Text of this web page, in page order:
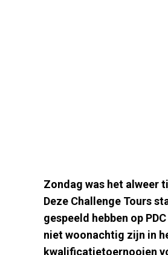
Zondag was het alweer
Deze Challenge Tours
gespeeld hebben op
niet woonachtig zijn in
kwalificatietoernooien